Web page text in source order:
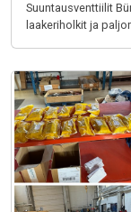
Suuntausventtiilit
laakeriholkit ja